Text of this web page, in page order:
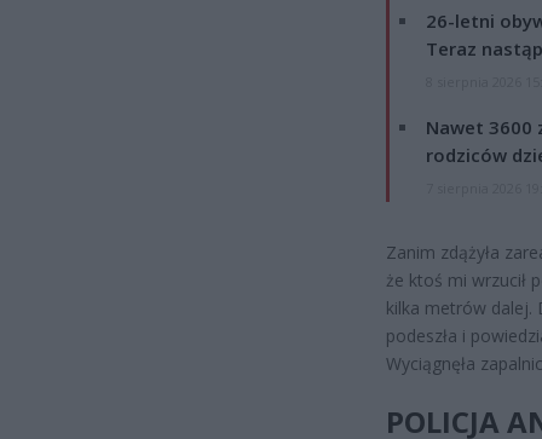
26-letni
Teraz
Nawet 3600
rodziców
Zanim zdążyła
że ktoś mi wrzucił
kilka metrów dalej.
podeszła i
Wyciągnęła
POLICJA